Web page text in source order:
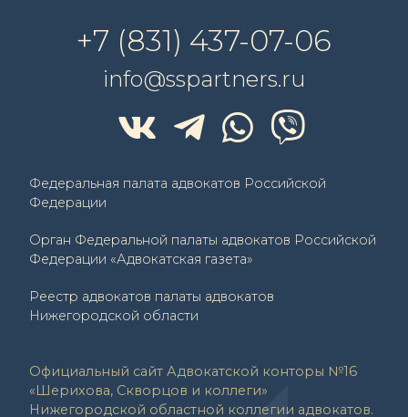
+7 (831) 437-07-06
info@sspartners.ru
Федеральная палата адвокатов Российской
Федерации
Орган Федеральной палаты адвокатов Российской
Федерации «Адвокатская газета»
Реестр адвокатов палаты адвокатов
Нижегородской области
Официальный сайт Адвокатской конторы №16
«Шерихова, Скворцов и коллеги»
Нижегородской областной коллегии адвокатов.